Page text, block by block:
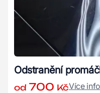
Odstranění
od 700 KčVíce